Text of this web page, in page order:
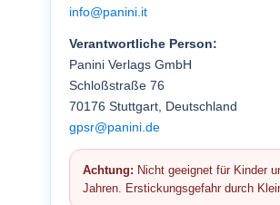
info@panini.it
Verantwortliche Person:
Panini Verlags GmbH
Schloßstraße 76
70176 Stuttgart, Deutschland
gpsr@panini.de
Achtung: Nicht geeignet für Kinder
Jahren. Erstickungsgefahr durch